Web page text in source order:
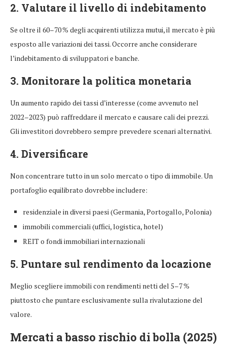
2. Valutare il livello di indebitamento
Se oltre il 60–70 % degli acquirenti utilizza mutui, il mercato è più
esposto alle variazioni dei tassi. Occorre anche considerare
l’indebitamento di sviluppatori e banche.
3. Monitorare la politica monetaria
Un aumento rapido dei tassi d’interesse (come avvenuto nel
2022–2023) può raffreddare il mercato e causare cali dei prezzi.
Gli investitori dovrebbero sempre prevedere scenari alternativi.
4. Diversificare
Non concentrare tutto in un solo mercato o tipo di immobile. Un
portafoglio equilibrato dovrebbe includere:
residenziale in diversi paesi (Germania, Portogallo, Polonia)
immobili commerciali (uffici, logistica, hotel)
REIT o fondi immobiliari internazionali
5. Puntare sul rendimento da locazione
Meglio scegliere immobili con rendimenti netti del 5–7 %
piuttosto che puntare esclusivamente sulla rivalutazione del
valore.
Mercati a basso rischio di bolla (2025)